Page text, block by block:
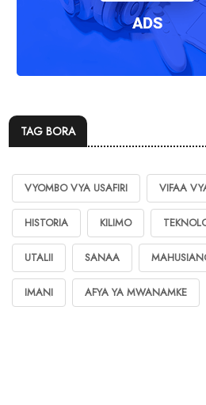
TAG BORA
VYOMBO VYA USAFIRI VIFAA
HISTORIA KILIMO
UTALII SANAA
IMANI AFYA YA MWANAMKE